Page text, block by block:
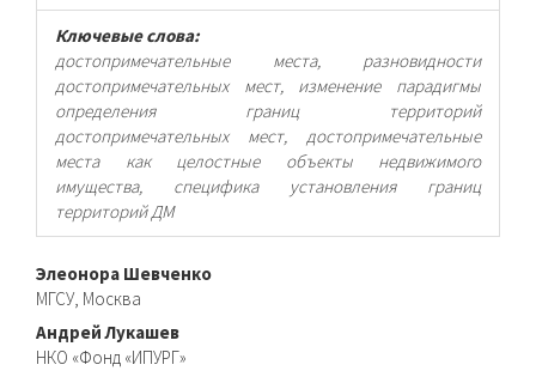
Ключевые слова:
достопримечательные места, разновидности
достопримечательных мест, изменение парадигмы
определения границ территорий
достопримечательных мест, достопримечательные
места как целостные объекты недвижимого
имущества, специфика установления границ
территорий ДМ
Основное
содержимое
статьи
Элеонора Шевченко
МГСУ, Москва
Андрей Лукашев
НКО «Фонд «ИПУРГ»